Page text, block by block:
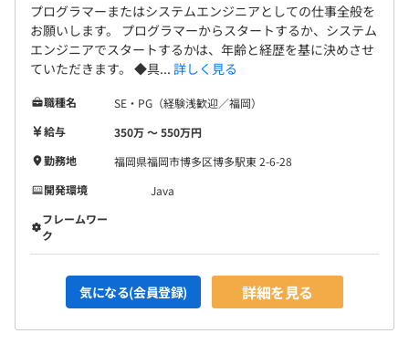
プログラマーまたはシステムエンジニアとしての仕事全般を
お願いします。 プログラマーからスタートするか、システム
エンジニアでスタートするかは、年齢と経歴を基に決めさせ
ていただきます。 ◆具... 詳しく見る
職種名
SE・PG（経験浅歓迎／福岡）
給与
350万 〜 550万円
勤務地
福岡県福岡市博多区博多駅東 2-6-28
開発環境
Java
フレームワー
ク
気になる(会員登録) 詳細を見る